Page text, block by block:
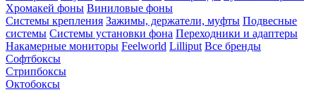
Хромакей фоны Виниловые фоны
Системы крепления Зажимы, держатели, муфты Подвесные
системы Системы установки фона Переходники и адаптеры
Накамерные мониторы Feelworld Lilliput Все бренды
Софтбоксы
Стрипбоксы
Октобоксы